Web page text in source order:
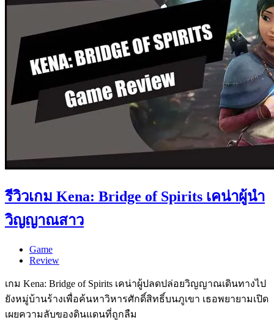
รีวิวเกม Kena: Bridge of Spirits เคน่าผู้นำ
วิญญาณสาว
Game
Review
เกม Kena: Bridge of Spirits เคน่าผู้ปลดปล่อยวิญญาณเดินทางไป
ยังหมู่บ้านร้างเพื่อค้นหาวิหารศักดิ์สิทธิ์บนภูเขา เธอพยายามเปิด
เผยความลับของดินแดนที่ถูกลืม